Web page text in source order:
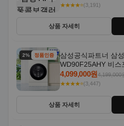
★★★★⭐(3,191)
상품 자세히
2% 할인정품인증
삼성공식파트너 삼
WD90F25AHY 비스
18kg 자동문열림 1등
4,099,000원4,199,000
★★★★⭐(3,447)
상품 자세히